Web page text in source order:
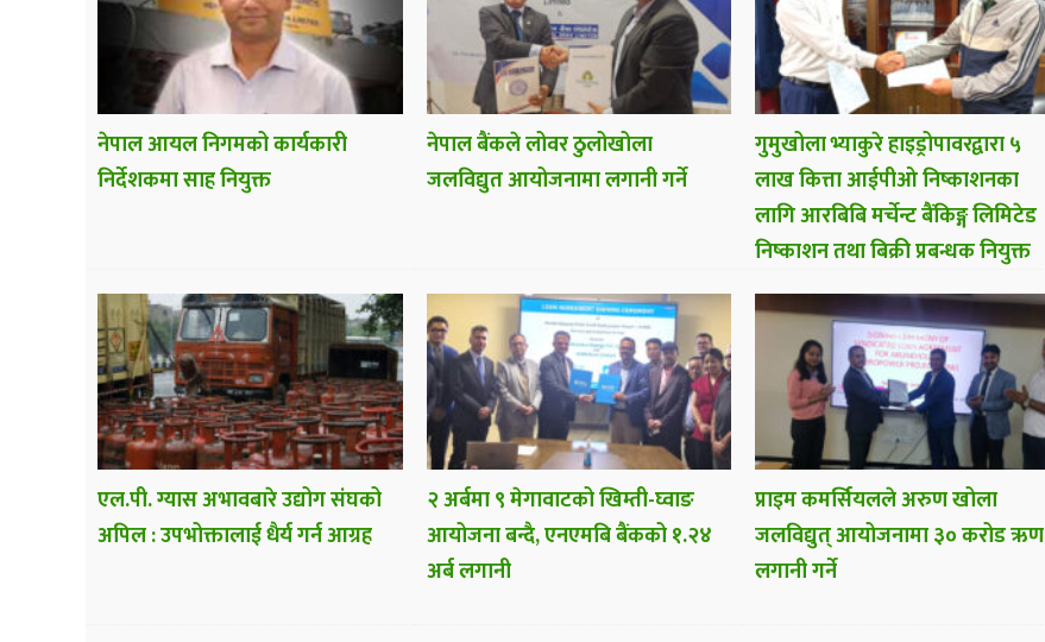
नेपाल आयल निगमको कार्यकारी
निर्देशकमा साह नियुक्त
नेपाल बैंकले लोवर ठुलोखोला
जलविद्युत आयोजनामा लगानी गर्ने
गुमुखोला भ्याकुरे हाइड्रोपावरद्वारा ५
लाख कित्ता आईपीओ निष्काशनका
लागि आरबिबि मर्चेन्ट बैंकिङ्ग लिमिटेड
निष्काशन तथा बिक्री प्रबन्धक नियुक्त
एल.पी. ग्यास अभावबारे उद्योग संघको
अपिल : उपभोक्तालाई धैर्य गर्न आग्रह
२ अर्बमा ९ मेगावाटको खिम्ती-घ्वाङ
आयोजना बन्दै, एनएमबि बैंकको १.२४
अर्ब लगानी
प्राइम कमर्सियलले अरुण खोला
जलविद्युत् आयोजनामा ३० करोड ऋण
लगानी गर्ने